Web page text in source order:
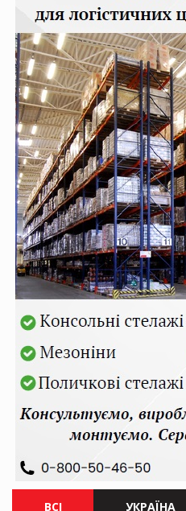
ВСІ УКРАЇНА